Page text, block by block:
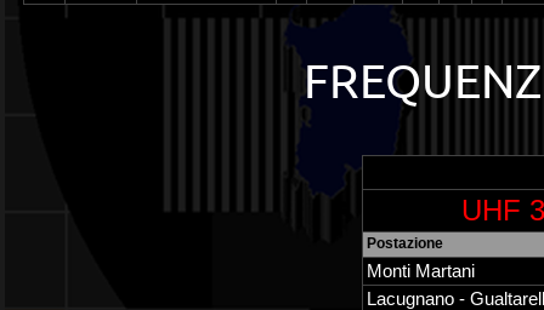
UHF
Postazione
Monti Martani
Lacugnano -